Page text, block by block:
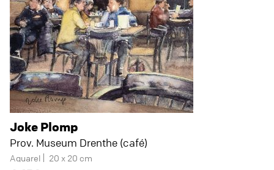
Joke Plomp
Prov. Museum Drenthe (café)
Aquarel 20 x 20 cm